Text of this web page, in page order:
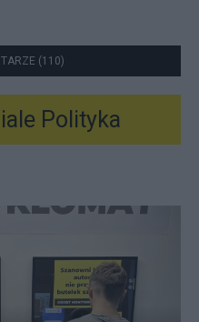
(110)
Polityka